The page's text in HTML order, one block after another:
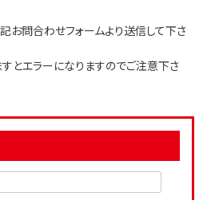
お問合わせフォームより送信して下さ
とエラーになりますのでご注意下さ